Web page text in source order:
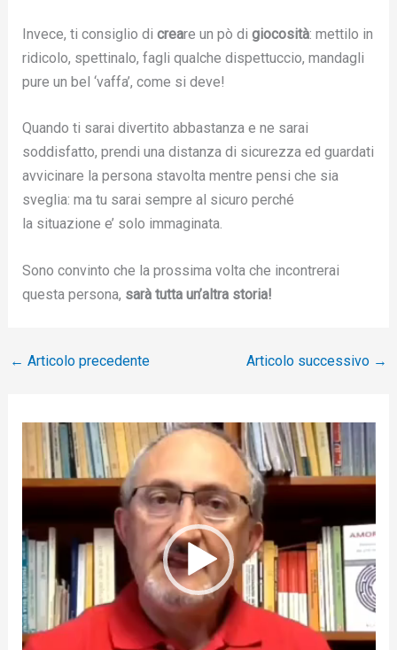
Invece, ti consiglio di creare un pò di giocosità: mettilo in
ridicolo, spettinalo, fagli qualche dispettuccio, mandagli
pure un bel ‘vaffa’, come si deve!
Quando ti sarai divertito abbastanza e ne sarai
soddisfatto, prendi una distanza di sicurezza ed guardati
avvicinare la persona stavolta mentre pensi che sia
sveglia: ma tu sarai sempre al sicuro perché
la situazione e’ solo immaginata.
Sono convinto che la prossima volta che incontrerai
questa persona, sarà tutta un’altra storia!
← Articolo precedente Articolo successivo →
d
o
P
l
a